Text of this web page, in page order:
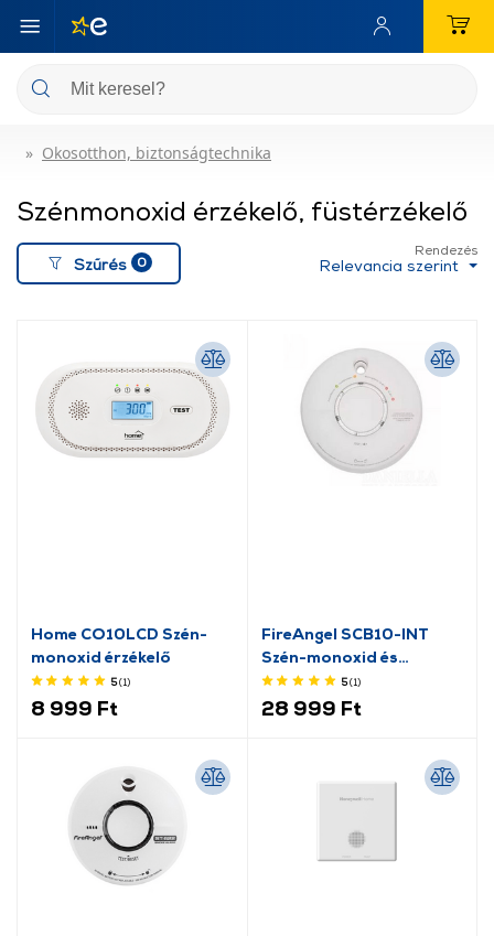
Okosotthon, biztonságtechnika
Szénmonoxid érzékelő, füstérzékelő
Szűrés 0
Rendezés
Relevancia szerint
Home CO10LCD Szén-
monoxid érzékelő
5(1)
8 999 Ft
FireAngel SCB10-INT
Szén-monoxid és
füstvészjelző
5(1)
28 999 Ft